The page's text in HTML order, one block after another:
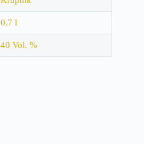
0,7 l
40 Vol. %